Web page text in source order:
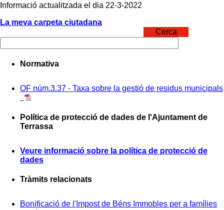
Informació actualitzada el dia 22-3-2022
La meva carpeta ciutadana
Cerca
Normativa
OF núm.3.37 - Taxa sobre la gestió de residus municipals
Política de protecció de dades de l'Ajuntament de
Terrassa
Veure informació sobre la política de protecció de
dades
Tràmits relacionats
Bonificació de l'Impost de Béns Immobles per a famílies